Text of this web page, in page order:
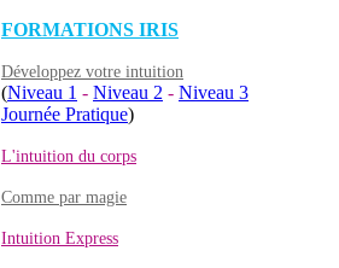
FORMATIONS IRIS
Développez votre intuition
(Niveau 1 - Niveau 2 - Niveau 3
Journée Pratique)
L'intuition du corps
Comme par magie
Intuition Express